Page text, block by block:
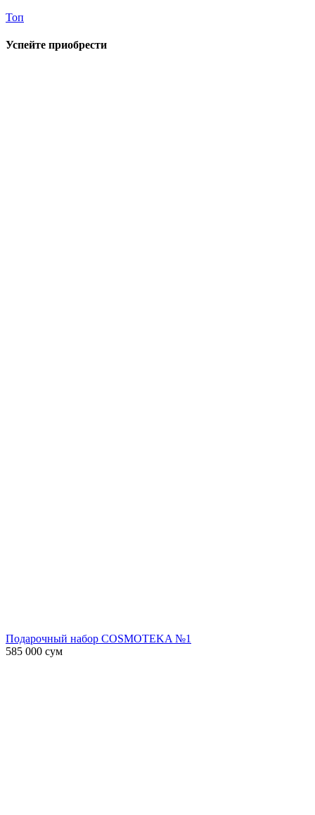
Топ
Успейте приобрести
Подарочный набор COSMOTEKA №1
585 000 сум